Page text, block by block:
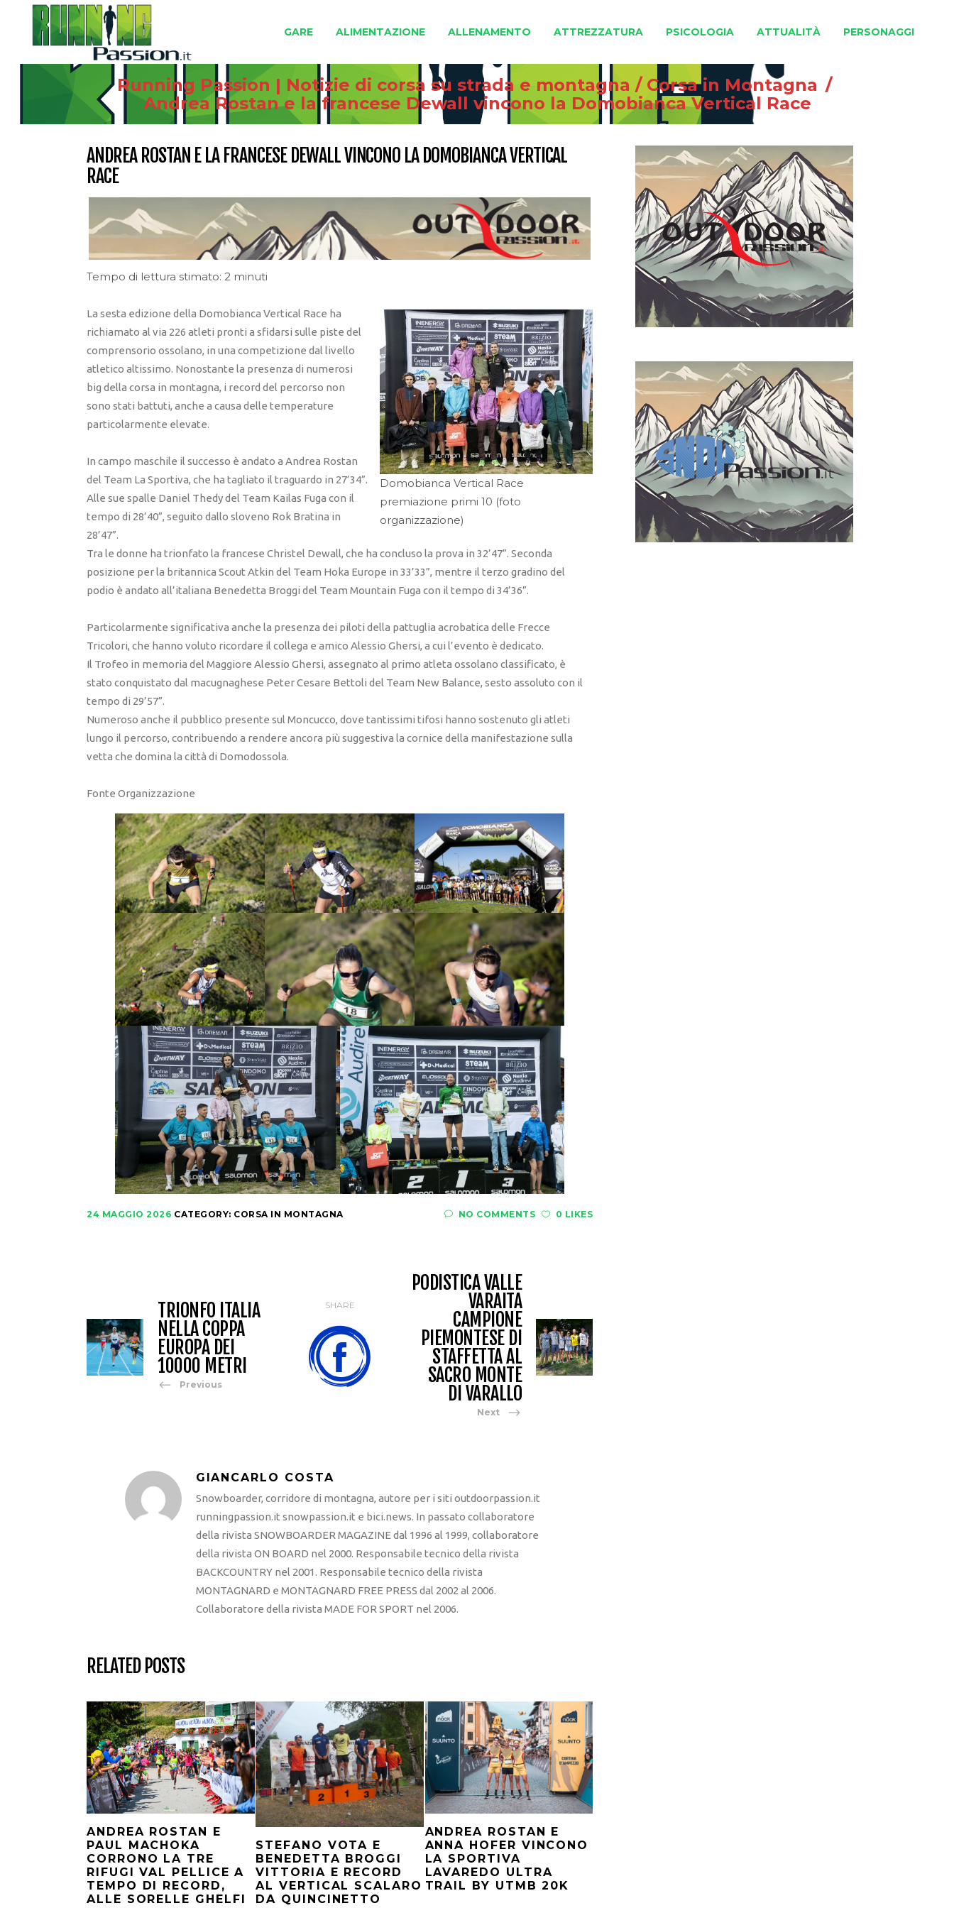
GARE ALIMENTAZIONE ALLENAMENTO ATTREZZATURA PSICOLOGIA ATTUALITÀ PERSONAGGI
Running Passion | Notizie di corsa su strada e montagna / Corsa in Montagna /
Andrea Rostan e la francese Dewall vincono la Domobianca Vertical Race
ANDREA ROSTAN E LA FRANCESE DEWALL VINCONO LA DOMOBIANCA VERTICAL
RACE
Tempo di lettura stimato: 2 minuti
Domobianca Vertical Race
premiazione primi 10 (foto
organizzazione)
La sesta edizione della Domobianca Vertical Race ha
richiamato al via 226 atleti pronti a sfidarsi sulle piste del
comprensorio ossolano, in una competizione dal livello
atletico altissimo. Nonostante la presenza di numerosi
big della corsa in montagna, i record del percorso non
sono stati battuti, anche a causa delle temperature
particolarmente elevate.
In campo maschile il successo è andato a Andrea Rostan
del Team La Sportiva, che ha tagliato il traguardo in 27’34”.
Alle sue spalle Daniel Thedy del Team Kailas Fuga con il
tempo di 28’40”, seguito dallo sloveno Rok Bratina in
28’47”.
Tra le donne ha trionfato la francese Christel Dewall, che ha concluso la prova in 32’47”. Seconda
posizione per la britannica Scout Atkin del Team Hoka Europe in 33’33”, mentre il terzo gradino del
podio è andato all’italiana Benedetta Broggi del Team Mountain Fuga con il tempo di 34’36”.
Particolarmente significativa anche la presenza dei piloti della pattuglia acrobatica delle Frecce
Tricolori, che hanno voluto ricordare il collega e amico Alessio Ghersi, a cui l’evento è dedicato.
Il Trofeo in memoria del Maggiore Alessio Ghersi, assegnato al primo atleta ossolano classificato, è
stato conquistato dal macugnaghese Peter Cesare Bettoli del Team New Balance, sesto assoluto con il
tempo di 29’57”.
Numeroso anche il pubblico presente sul Moncucco, dove tantissimi tifosi hanno sostenuto gli atleti
lungo il percorso, contribuendo a rendere ancora più suggestiva la cornice della manifestazione sulla
vetta che domina la città di Domodossola.
Fonte Organizzazione
24 MAGGIO 2026 CATEGORY: CORSA IN MONTAGNA NO COMMENTS 0 LIKES
TRIONFO ITALIA
NELLA COPPA
EUROPA DEI
10000 METRI
Previous
SHARE
PODISTICA VALLE
VARAITA
CAMPIONE
PIEMONTESE DI
STAFFETTA AL
SACRO MONTE
DI VARALLO
Next
GIANCARLO COSTA
Snowboarder, corridore di montagna, autore per i siti outdoorpassion.it
runningpassion.it snowpassion.it e bici.news. In passato collaboratore
della rivista SNOWBOARDER MAGAZINE dal 1996 al 1999, collaboratore
della rivista ON BOARD nel 2000. Responsabile tecnico della rivista
BACKCOUNTRY nel 2001. Responsabile tecnico della rivista
MONTAGNARD e MONTAGNARD FREE PRESS dal 2002 al 2006.
Collaboratore della rivista MADE FOR SPORT nel 2006.
RELATED POSTS
ANDREA ROSTAN E
PAUL MACHOKA
CORRONO LA TRE
RIFUGI VAL PELLICE A
TEMPO DI RECORD,
ALLE SORELLE GHELFI
STEFANO VOTA E
BENEDETTA BROGGI
VITTORIA E RECORD
AL VERTICAL SCALARO
DA QUINCINETTO
ANDREA ROSTAN E
ANNA HOFER VINCONO
LA SPORTIVA
LAVAREDO ULTRA
TRAIL BY UTMB 20K